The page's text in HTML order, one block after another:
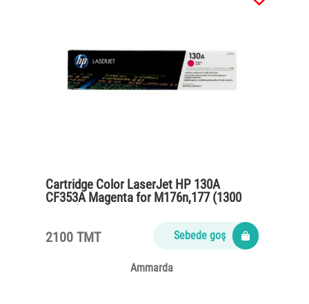
Cartridge Color LaserJet HP 130A
CF353A Magenta for M176n,177 (1300
2100 TMT Sebede goş
Ammarda